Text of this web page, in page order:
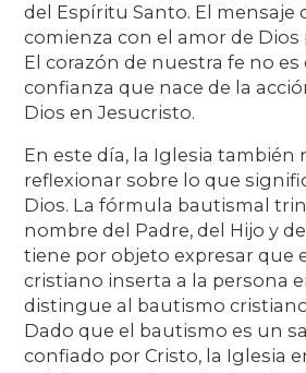
del Espíritu Santo. El mensaje
comienza con el amor de Dios
El corazón de nuestra fe no es
confianza que nace de la
Dios en Jesucristo.
En este día, la Iglesia también
reflexionar sobre lo que
Dios. La fórmula bautismal
nombre del Padre, del Hijo y
tiene por objeto expresar que
cristiano inserta a la persona
distingue al bautismo
Dado que el bautismo es un
confiado por Cristo, la Iglesia